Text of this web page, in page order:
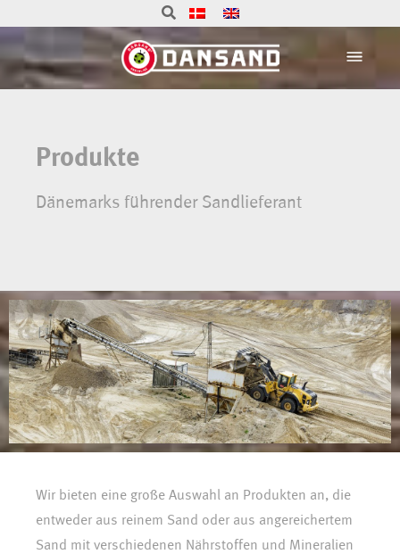
Produkte
Dänemarks führender Sandlieferant
Wir bieten eine große Auswahl an Produkten an, die
entweder aus reinem Sand oder aus angereichertem
Sand mit verschiedenen Nährstoffen und Mineralien